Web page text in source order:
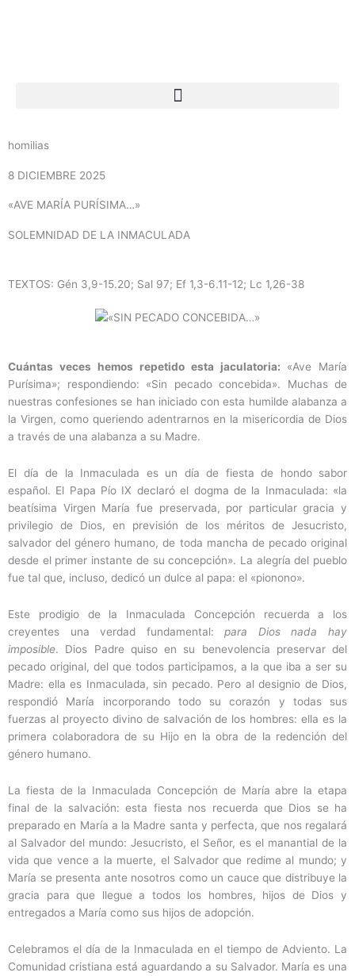
homilias
8 DICIEMBRE 2025
«AVE MARÍA PURÍSIMA…»
SOLEMNIDAD DE LA INMACULADA
TEXTOS: Gén 3,9-15.20; Sal 97; Ef 1,3-6.11-12; Lc 1,26-38
Cuántas veces hemos repetido esta jaculatoria: «Ave María
Purísima»; respondiendo: «Sin pecado concebida». Muchas de
nuestras confesiones se han iniciado con esta humilde alabanza a
la Virgen, como queriendo adentrarnos en la misericordia de Dios
a través de una alabanza a su Madre.
El día de la Inmaculada es un día de fiesta de hondo sabor
español. El Papa Pío IX declaró el dogma de la Inmaculada: «la
beatísima Virgen María fue preservada, por particular gracia y
privilegio de Dios, en previsión de los méritos de Jesucristo,
salvador del género humano, de toda mancha de pecado original
desde el primer instante de su concepción». La alegría del pueblo
fue tal que, incluso, dedicó un dulce al papa: el «pionono».
Este prodigio de la Inmaculada Concepción recuerda a los
creyentes una verdad fundamental:para Dios nada hay
imposible. Dios Padre quiso en su benevolencia preservar del
pecado original, del que todos participamos, a la que iba a ser su
Madre: ella es Inmaculada, sin pecado. Pero al designio de Dios,
respondió María incorporando todo su corazón y todas sus
fuerzas al proyecto divino de salvación de los hombres: ella es la
primera colaboradora de su Hijo en la obra de la redención del
género humano.
La fiesta de la Inmaculada Concepción de María abre la etapa
final de la salvación: esta fiesta nos recuerda que Dios se ha
preparado en María a la Madre santa y perfecta, que nos regalará
al Salvador del mundo: Jesucristo, el Señor, es el manantial de la
vida que vence a la muerte, el Salvador que redime al mundo; y
María se presenta ante nosotros como un cauce que distribuye la
gracia para que llegue a todos los hombres, hijos de Dios y
entregados a María como sus hijos de adopción.
Celebramos el día de la Inmaculada en el tiempo de Adviento. La
Comunidad cristiana está aguardando a su Salvador. María es una